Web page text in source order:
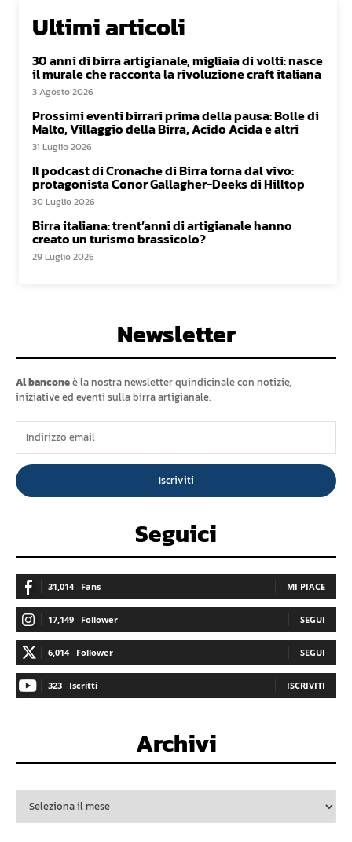
Ultimi articoli
30 anni di birra artigianale, migliaia di volti: nasce
il murale che racconta la rivoluzione craft italiana
3 Agosto 2026
Prossimi eventi birrari prima della pausa: Bolle di
Malto, Villaggio della Birra, Acido Acida e altri
31 Luglio 2026
Il podcast di Cronache di Birra torna dal vivo:
protagonista Conor Gallagher-Deeks di Hilltop
30 Luglio 2026
Birra italiana: trent’anni di artigianale hanno
creato un turismo brassicolo?
29 Luglio 2026
Newsletter
Al banconeè la nostra newsletter quindicinale con notizie,
iniziative ed eventi sulla birra artigianale.
Iscriviti
Seguici
31,014 Fans MI PIACE
17,149 Follower SEGUI
6,014 Follower SEGUI
323 Iscritti ISCRIVITI
Archivi